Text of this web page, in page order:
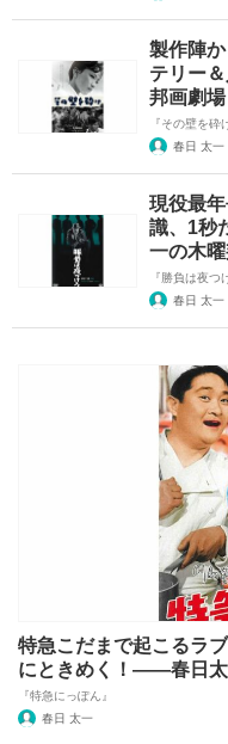
製作陣
テリー
邦画劇場
『その壁を砕
春日 太一
現役最
識、1秒
一の木
『勝負は夜つ
春日 太一
特急こだまで起こるラ
にときめく！――春日太
『特急にっぽん』
春日 太一